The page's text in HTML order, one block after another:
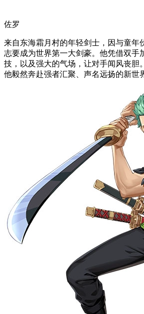
佐罗
来自东海霜月村的年轻剑士，因与童年
志要成为世界第一大剑豪。他凭借双手
技，以及强大的气场，让对手闻风丧胆
他毅然奔赴强者汇聚、声名远扬的新世